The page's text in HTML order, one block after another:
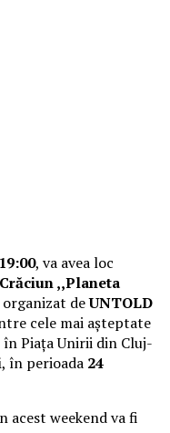
19:00, va avea loc
,,Planeta
deUNTOLD
cele mai așteptate
Piața Unirii din Cluj-
, în perioada 24
acest weekend va fi